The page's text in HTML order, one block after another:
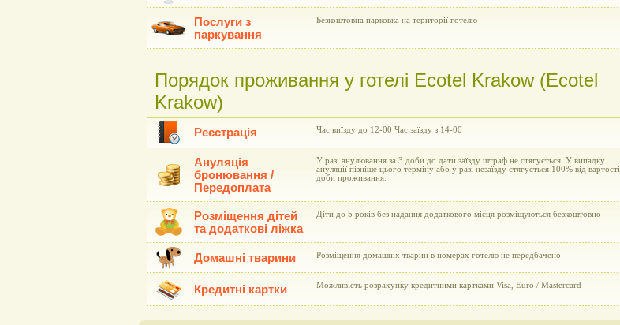
Послуги з
паркування
Безкоштовна парковка на території готелю
Порядок проживання у готелі Ecotel Krakow (Ecotel
Krakow)
Реєстрація Час виїзду до 12-00 Час заїзду з 14-00
Ануляція
бронювання /
Передоплата
У разі анулювання за 3 доби до дати заїзду штраф не стягується. У випадку
ануляції пізніше цього терміну або у разі незаїзду стягується 100% від вартості
доби проживання.
Розміщення дітей
та додаткові ліжка
Діти до 5 років без надання додаткового місця розміщуються безкоштовно
Домашні тварини Розміщення домашніх тварин в номерах готелю не передбачено
Кредитні картки Можливість розрахунку кредитними картками Visa, Euro / Mastercard